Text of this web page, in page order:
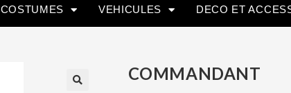
COSTUMES VEHICULES DECO ET
COMMANDANT